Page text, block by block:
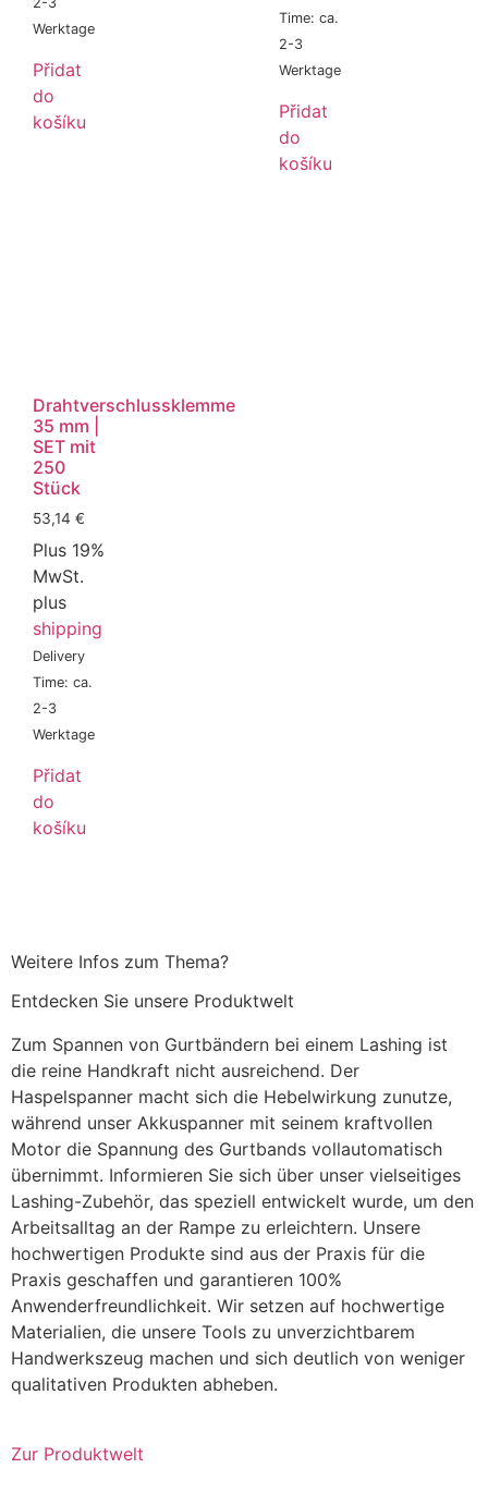
Werktage
Přidat
do
košíku
Time: ca.
2-3
Werktage
Přidat
do
košíku
Drahtverschlussklemme
35 mm |
SET mit
250
Stück
53,14 €
Plus 19%
MwSt.
plus
shipping
Delivery
Time: ca.
2-3
Werktage
Přidat
do
košíku
Weitere Infos zum Thema?
Entdecken Sie unsere Produktwelt
Zum Spannen von Gurtbändern bei einem Lashing ist
die reine Handkraft nicht ausreichend. Der
Haspelspanner macht sich die Hebelwirkung zunutze,
während unser Akkuspanner mit seinem kraftvollen
Motor die Spannung des Gurtbands vollautomatisch
übernimmt. Informieren Sie sich über unser vielseitiges
Lashing-Zubehör, das speziell entwickelt wurde, um den
Arbeitsalltag an der Rampe zu erleichtern. Unsere
hochwertigen Produkte sind aus der Praxis für die
Praxis geschaffen und garantieren 100%
Anwenderfreundlichkeit. Wir setzen auf hochwertige
Materialien, die unsere Tools zu unverzichtbarem
Handwerkszeug machen und sich deutlich von weniger
qualitativen Produkten abheben.
Zur Produktwelt